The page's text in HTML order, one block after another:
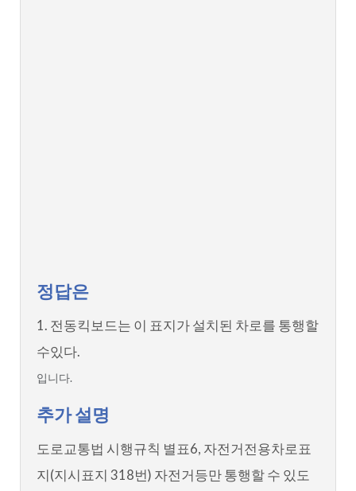
정답은
1. 전동킥보드는 이 표지가 설치된 차로를 통행할
수있다.
입니다.
추가 설명
도로교통법 시행규칙 별표6, 자전거전용차로표
지(지시표지 318번) 자전거등만 통행할 수 있도